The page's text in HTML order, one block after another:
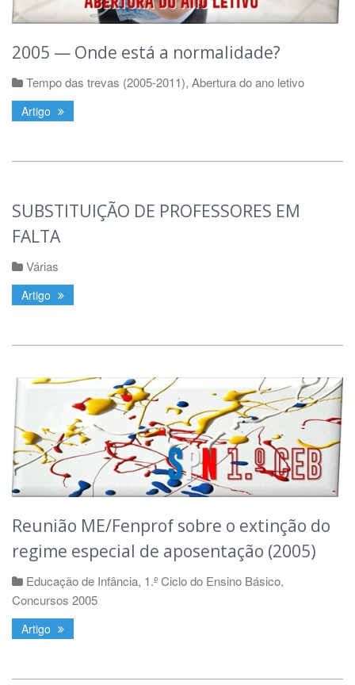
2005 — Onde está a normalidade?
Tempo das trevas (2005-2011), Abertura do ano letivo
Artigo
SUBSTITUIÇÃO DE PROFESSORES EM
FALTA
Várias
Artigo
Reunião ME/Fenprof sobre o extinção do
regime especial de aposentação (2005)
Educação de Infância, 1.º Ciclo do Ensino Básico,
Concursos 2005
Artigo